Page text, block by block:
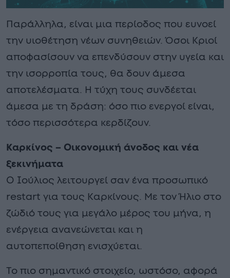
Παράλληλα, είναι μια περίοδος που ευνοεί
την υιοθέτηση νέων συνηθειών. Όσοι Κριοί
αποφασίσουν να επενδύσουν στην υγεία και
την ισορροπία τους, θα δουν άμεσα
αποτελέσματα. Η τύχη τους συνδέεται
άμεσα με τη δράση: όσο πιο ενεργοί είναι,
τόσο περισσότερα κερδίζουν.
Καρκίνος – Οικονομική άνοδος και νέα
ξεκινήματα
Ο Ιούλιος λειτουργεί σαν ένα προσωπικό
restart για τους Καρκίνους. Με τον Ήλιο στο
ζώδιό τους για μεγάλο μέρος του μήνα, η
ενέργεια ανανεώνεται και η
αυτοπεποίθηση ενισχύεται.
Το πιο σημαντικό στοιχείο, ωστόσο, αφορά